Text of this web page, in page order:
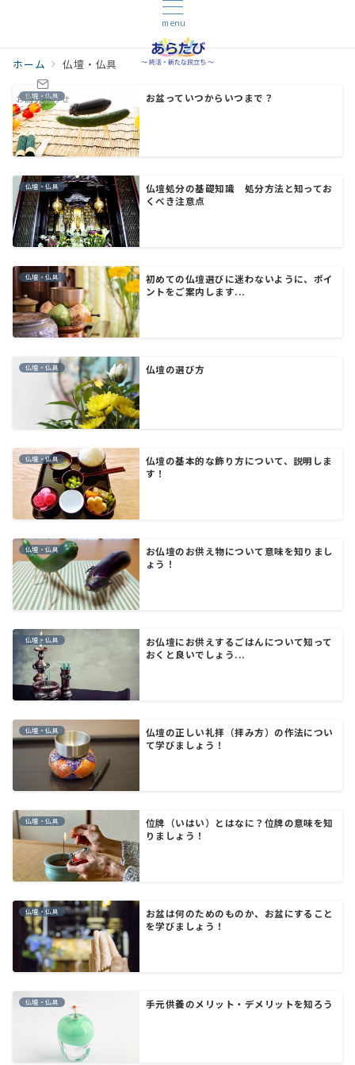
menu
お問い合わせ
ホーム 仏壇・仏具
仏壇・仏具 お盆っていつからいつまで？
仏壇・仏具
仏壇処分の基礎知識 処分方法と知ってお
くべき注意点
仏壇・仏具
初めての仏壇選びに迷わないように、ポイ
ントをご案内します...
仏壇・仏具 仏壇の選び方
仏壇・仏具
仏壇の基本的な飾り方について、説明しま
す！
仏壇・仏具
お仏壇のお供え物について意味を知りまし
ょう！
仏壇・仏具
お仏壇にお供えするごはんについて知って
おくと良いでしょう...
仏壇・仏具
仏壇の正しい礼拝（拝み方）の作法につい
て学びましょう！
仏壇・仏具
位牌（いはい）とはなに？位牌の意味を知
りましょう！
仏壇・仏具
お盆は何のためのものか、お盆にすること
を学びましょう！
仏壇・仏具 手元供養のメリット・デメリットを知ろう